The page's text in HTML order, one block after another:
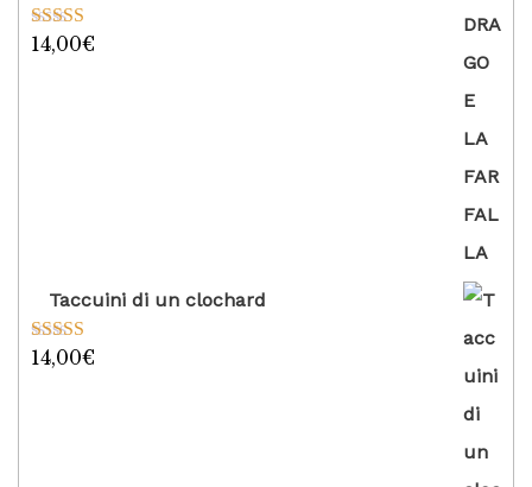
Valutato
14,00€
Taccuini di un clochard
Valutato
14,00€